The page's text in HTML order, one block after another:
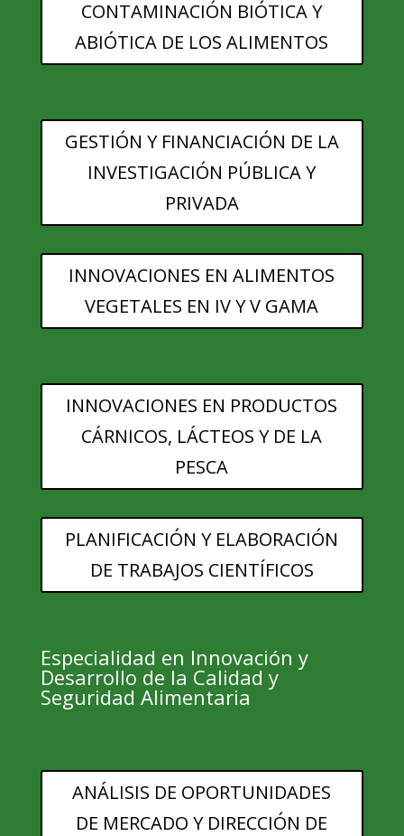
CONTAMINACIÓN BIÓTICA Y
ABIÓTICA DE LOS ALIMENTOS
GESTIÓN Y FINANCIACIÓN DE LA
INVESTIGACIÓN PÚBLICA Y
PRIVADA
INNOVACIONES EN ALIMENTOS
VEGETALES EN IV Y V GAMA
INNOVACIONES EN PRODUCTOS
CÁRNICOS, LÁCTEOS Y DE LA
PESCA
PLANIFICACIÓN Y ELABORACIÓN
DE TRABAJOS CIENTÍFICOS
Especialidad en Innovación y
Desarrollo de la Calidad y
Seguridad Alimentaria
ANÁLISIS DE OPORTUNIDADES
DE MERCADO Y DIRECCIÓN DE